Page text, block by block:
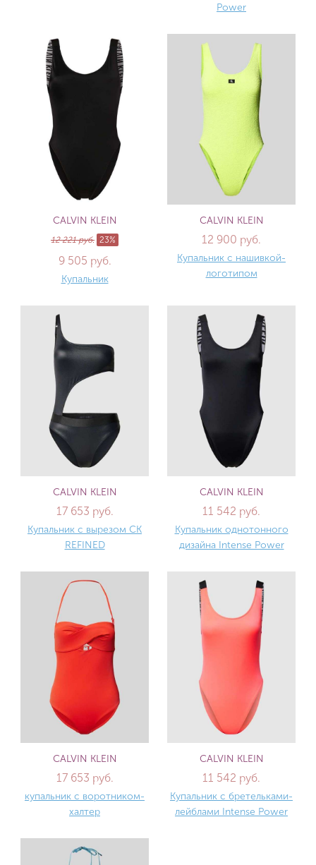
Power
CALVIN KLEIN
12 221 руб. 23%
9 505 руб.
Купальник
CALVIN KLEIN
12 900 руб.
Купальник с нашивкой-
логотипом
CALVIN KLEIN
17 653 руб.
Купальник с вырезом CK
REFINED
CALVIN KLEIN
11 542 руб.
Купальник однотонного
дизайна Intense Power
CALVIN KLEIN
17 653 руб.
купальник с воротником-
халтер
CALVIN KLEIN
11 542 руб.
Купальник с бретельками-
лейблами Intense Power